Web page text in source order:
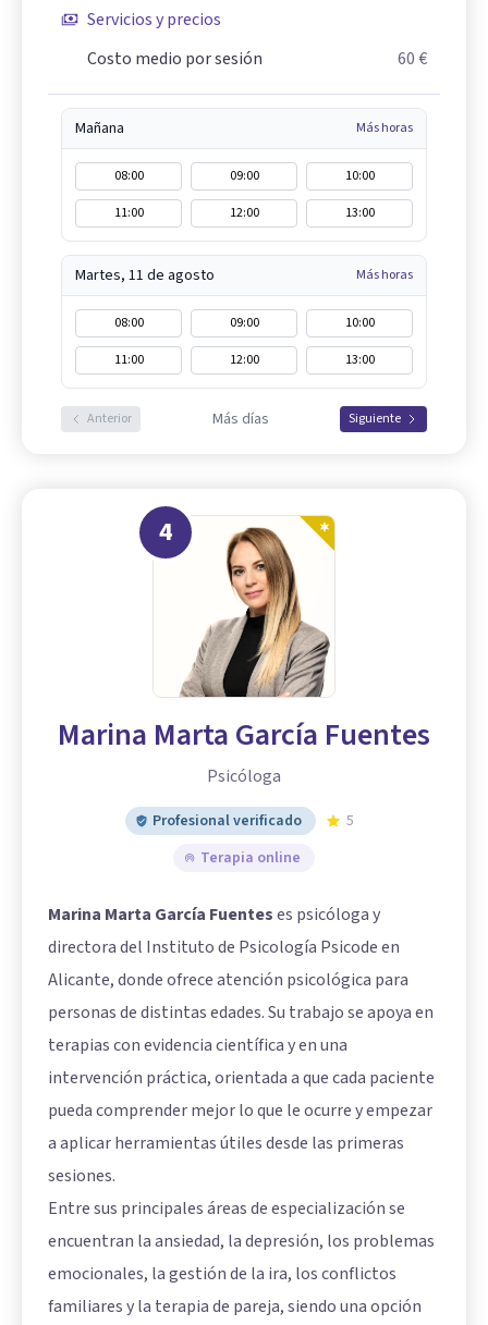
Servicios y precios
Costo medio por sesión
60 €
Mañana Más horas
08:00 09:00
10:00
11:00
12:00 13:00
Martes, 11 de agosto Más horas
08:00 09:00
10:00
11:00
12:00 13:00
Anterior Más días Siguiente
4
Marina Marta García Fuentes
Psicóloga
Profesional verificado
5
Terapia online
Marina Marta García Fuenteses psicóloga y
directora del Instituto de Psicología Psicode en
Alicante, donde ofrece atención psicológica para
personas de distintas edades. Su trabajo se apoya en
terapias con evidencia científica y en una
intervención práctica, orientada a que cada paciente
pueda comprender mejor lo que le ocurre y empezar
a aplicar herramientas útiles desde las primeras
sesiones.
Entre sus principales áreas de especialización se
encuentran la ansiedad, la depresión, los problemas
emocionales, la gestión de la ira, los conflictos
familiares y la terapia de pareja, siendo una opción